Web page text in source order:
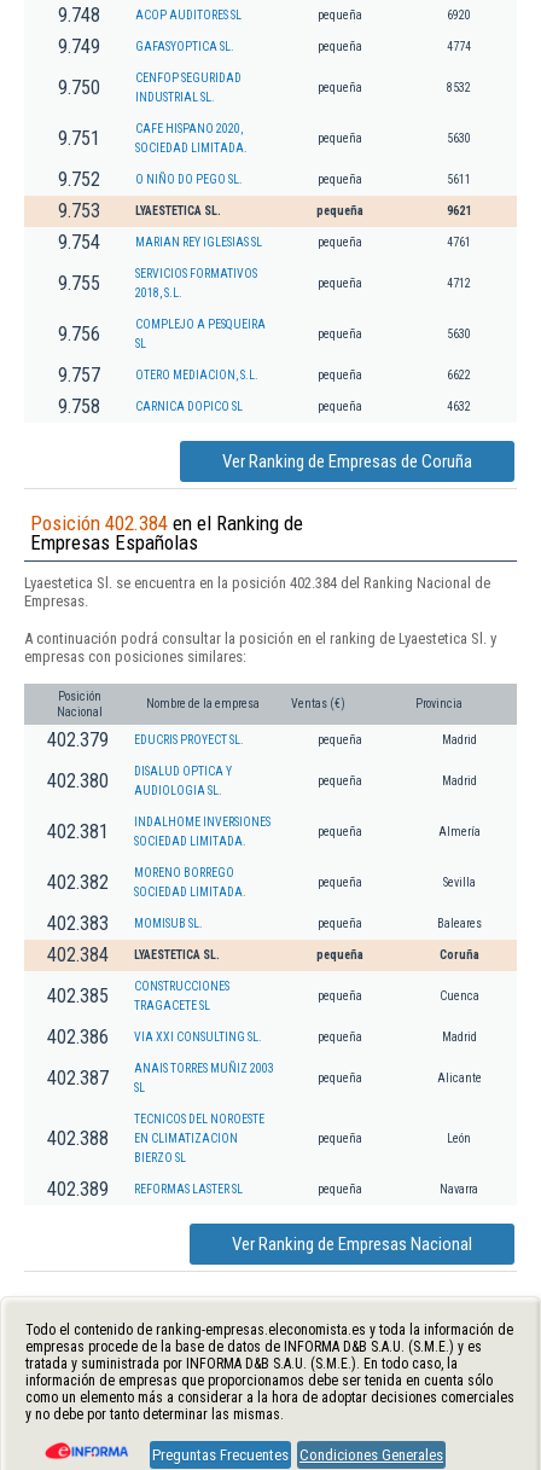
9.748 ACOP AUDITORES SL pequeña 6920
9.749 GAFASYOPTICA SL. pequeña 4774
9.750
CENFOP SEGURIDAD
INDUSTRIAL SL.
pequeña 8532
9.751
CAFE HISPANO 2020,
SOCIEDAD LIMITADA.
pequeña 5630
9.752 O NIÑO DO PEGO SL. pequeña 5611
9.753 LYAESTETICA SL. pequeña 9621
9.754 MARIAN REY IGLESIAS SL pequeña 4761
9.755
SERVICIOS FORMATIVOS
2018, S.L.
pequeña 4712
9.756
COMPLEJO A PESQUEIRA
SL
pequeña 5630
9.757 OTERO MEDIACION, S.L. pequeña 6622
9.758 CARNICA DOPICO SL pequeña 4632
Ver Ranking de Empresas de Coruña
Posición 402.384 en el Ranking de
Empresas Españolas
Lyaestetica Sl. se encuentra en la posición 402.384 del Ranking Nacional de
Empresas.
A continuación podrá consultar la posición en el ranking de Lyaestetica Sl. y
empresas con posiciones similares:
Posición
Nacional
Nombre de la empresa Ventas (€) Provincia
402.379 EDUCRIS PROYECT SL. pequeña Madrid
402.380
DISALUD OPTICA Y
AUDIOLOGIA SL.
pequeña Madrid
402.381
INDALHOME INVERSIONES
SOCIEDAD LIMITADA.
pequeña Almería
402.382
MORENO BORREGO
SOCIEDAD LIMITADA.
pequeña Sevilla
402.383 MOMISUB SL. pequeña Baleares
402.384 LYAESTETICA SL. pequeña Coruña
402.385
CONSTRUCCIONES
TRAGACETE SL
pequeña Cuenca
402.386 VIA XXI CONSULTING SL. pequeña Madrid
402.387
ANAIS TORRES MUÑIZ 2003
SL
pequeña Alicante
402.388
TECNICOS DEL NOROESTE
EN CLIMATIZACION
BIERZO SL
pequeña León
402.389 REFORMAS LASTER SL pequeña Navarra
Ver Ranking de Empresas Nacional
Todo el contenido de ranking-empresas.eleconomista.es y toda la información de
empresas procede de la base de datos de INFORMA D&B S.A.U. (S.M.E.) y es
tratada y suministrada por INFORMA D&B S.A.U. (S.M.E.). En todo caso, la
información de empresas que proporcionamos debe ser tenida en cuenta sólo
como un elemento más a considerar a la hora de adoptar decisiones comerciales
y no debe por tanto determinar las mismas.
Preguntas Frecuentes Condiciones Generales